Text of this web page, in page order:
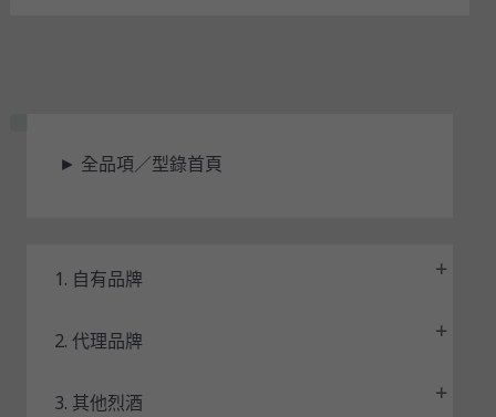
► 全品項／型錄首頁
1. 自有品牌
2. 代理品牌
3. 其他烈酒